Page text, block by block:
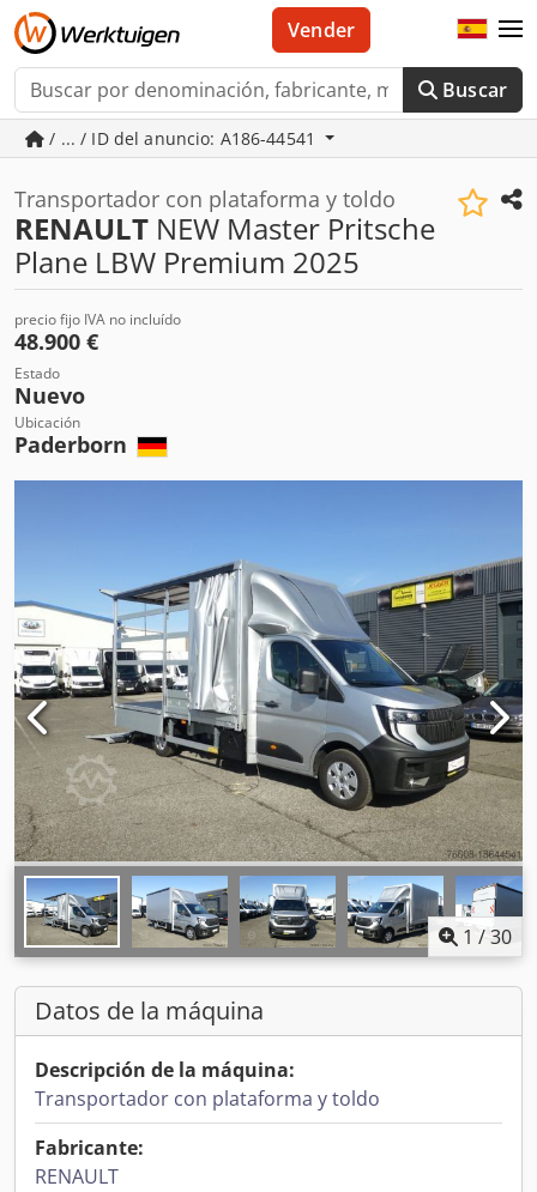
Buscar
Vender
/ ... / ID del anuncio: A186-44541
Transportador con plataforma y toldo
RENAULT NEW Master Pritsche
Plane LBW Premium 2025
precio fijo IVA no incluído
48.900 €
Estado
Nuevo
Ubicación
Paderborn
1 /30
Datos de la máquina
Descripción de la máquina:
Transportador con plataforma y toldo
Fabricante:
RENAULT